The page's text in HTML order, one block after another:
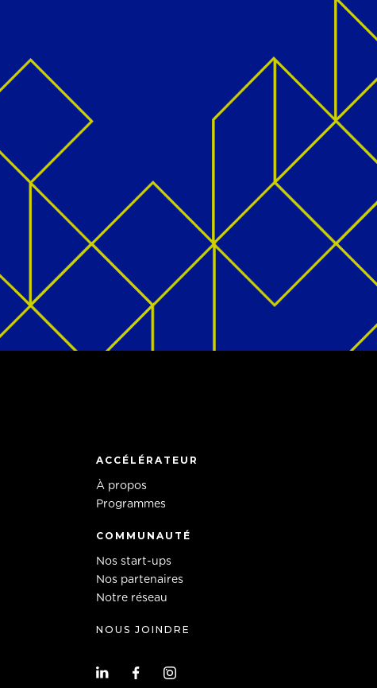
ACCÉLÉRATEUR
À propos
Programmes
COMMUNAUTÉ
Nos start-ups
Nos partenaires
Notre réseau
NOUS JOINDRE